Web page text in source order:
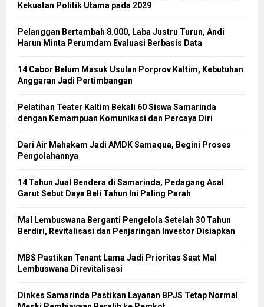
Kekuatan Politik Utama pada 2029
Pelanggan Bertambah 8.000, Laba Justru Turun, Andi
Harun Minta Perumdam Evaluasi Berbasis Data
14 Cabor Belum Masuk Usulan Porprov Kaltim, Kebutuhan
Anggaran Jadi Pertimbangan
Pelatihan Teater Kaltim Bekali 60 Siswa Samarinda
dengan Kemampuan Komunikasi dan Percaya Diri
Dari Air Mahakam Jadi AMDK Samaqua, Begini Proses
Pengolahannya
14 Tahun Jual Bendera di Samarinda, Pedagang Asal
Garut Sebut Daya Beli Tahun Ini Paling Parah
Mal Lembuswana Berganti Pengelola Setelah 30 Tahun
Berdiri, Revitalisasi dan Penjaringan Investor Disiapkan
MBS Pastikan Tenant Lama Jadi Prioritas Saat Mal
Lembuswana Direvitalisasi
Dinkes Samarinda Pastikan Layanan BPJS Tetap Normal